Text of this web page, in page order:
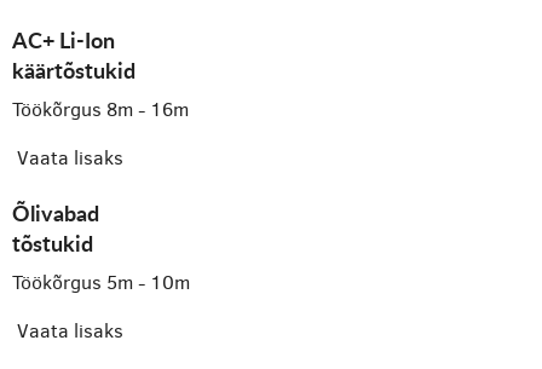
AC+ Li-Ion
käärtõstukid
Töökõrgus 8m - 16m
Vaata lisaks
Õlivabad
tõstukid
Töökõrgus 5m - 10m
Vaata lisaks